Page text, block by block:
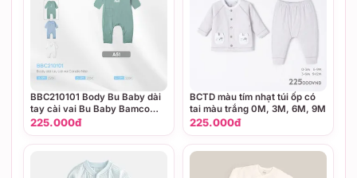
BBC210101 Body Bu Baby dài
tay cài vai Bu Baby Bamco
Jacquard
225.000đ
BCTD màu tím nhạt túi ốp có
tai màu trắng 0M, 3M, 6M, 9M
225.000đ